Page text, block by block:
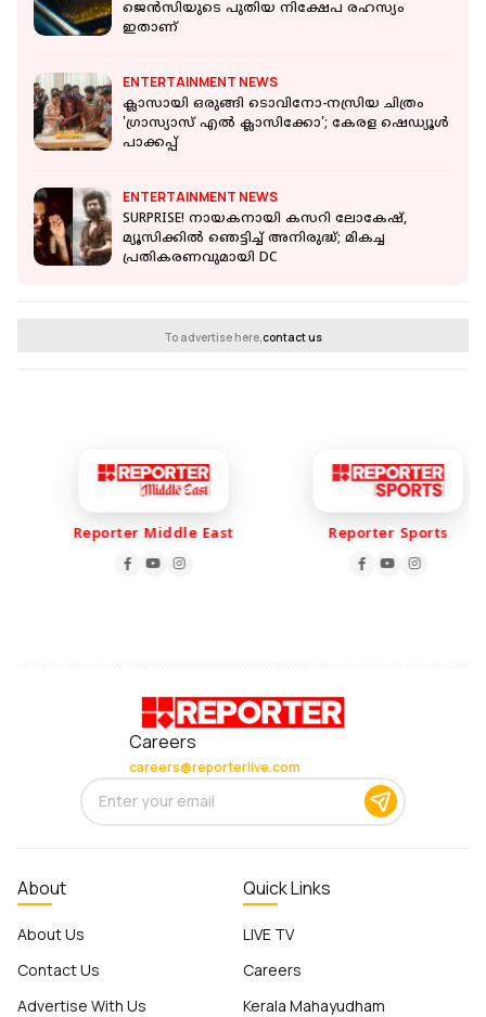
ജെന്‍സിയുടെ പുതിയ നിക്ഷേപ രഹസ്യം
ഇതാണ്
ENTERTAINMENT NEWS
ക്ലാസായി ഒരുങ്ങി ടൊവിനോ-നസ്രിയ ചിത്രം
'ഗ്രാസ്യാസ് എൽ ക്ലാസിക്കോ'; കേരള ഷെഡ്യൂൾ
പാക്കപ്പ്
ENTERTAINMENT NEWS
SURPRISE! നായകനായി കസറി ലോകേഷ്,
മ്യൂസിക്കിൽ ഞെട്ടിച്ച് അനിരുദ്ധ്; മികച്ച
പ്രതികരണവുമായി DC
To advertise here,contact us
Reporter Middle East Reporter Sports
Careers
careers@reporterlive.com
About
About Us
Contact Us
Advertise With Us
Quick Links
LIVE TV
Careers
Kerala Mahayudham